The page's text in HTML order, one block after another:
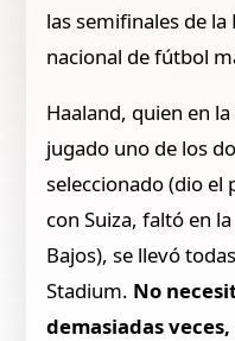
las semifinales de
nacional de fútbol
Haaland, quien en
jugado uno de los
seleccionado (dio el
con Suiza, faltó en
Bajos), se llevó
Stadium. No
demasiadas